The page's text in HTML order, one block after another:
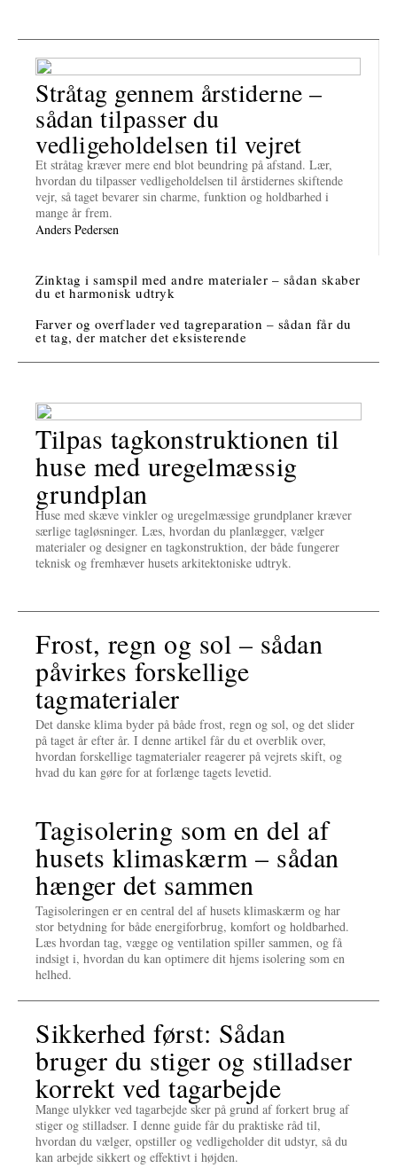
Stråtag gennem årstiderne –
sådan tilpasser du
vedligeholdelsen til vejret
Et stråtag kræver mere end blot beundring på afstand. Lær,
hvordan du tilpasser vedligeholdelsen til årstidernes skiftende
vejr, så taget bevarer sin charme, funktion og holdbarhed i
mange år frem.
Anders Pedersen
Zinktag i samspil med andre materialer – sådan skaber
du et harmonisk udtryk
Farver og overflader ved tagreparation – sådan får du
et tag, der matcher det eksisterende
Tilpas tagkonstruktionen til
huse med uregelmæssig
grundplan
Huse med skæve vinkler og uregelmæssige grundplaner kræver
særlige tagløsninger. Læs, hvordan du planlægger, vælger
materialer og designer en tagkonstruktion, der både fungerer
teknisk og fremhæver husets arkitektoniske udtryk.
Frost, regn og sol – sådan
påvirkes forskellige
tagmaterialer
Det danske klima byder på både frost, regn og sol, og det slider
på taget år efter år. I denne artikel får du et overblik over,
hvordan forskellige tagmaterialer reagerer på vejrets skift, og
hvad du kan gøre for at forlænge tagets levetid.
Tagisolering som en del af
husets klimaskærm – sådan
hænger det sammen
Tagisoleringen er en central del af husets klimaskærm og har
stor betydning for både energiforbrug, komfort og holdbarhed.
Læs hvordan tag, vægge og ventilation spiller sammen, og få
indsigt i, hvordan du kan optimere dit hjems isolering som en
helhed.
Sikkerhed først: Sådan
bruger du stiger og stilladser
korrekt ved tagarbejde
Mange ulykker ved tagarbejde sker på grund af forkert brug af
stiger og stilladser. I denne guide får du praktiske råd til,
hvordan du vælger, opstiller og vedligeholder dit udstyr, så du
kan arbejde sikkert og effektivt i højden.